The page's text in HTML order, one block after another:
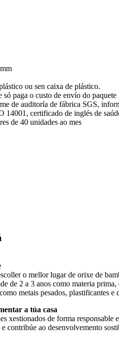
ou sen caixa de plástico.
só paga o custo de envío do paquete
de auditoría de fábrica SGS,
14001, certificado de inglés de
de 40 unidades ao mes
o mellor lugar de orixe de
de 2 a 3 anos como materia
metais pesados, plastificantes e
a túa casa
xestionados de forma
contribúe ao desenvolvemento